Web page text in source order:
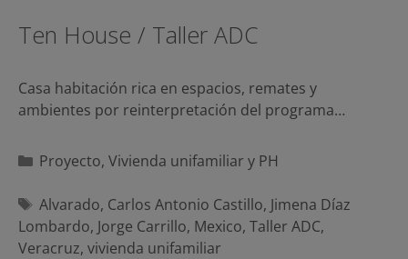
Ten House / Taller ADC
Casa habitación rica en espacios, remates y
ambientes por reinterpretación del programa…
Categorías
Proyecto, Vivienda unifamiliar y PH
Etiquetas
Alvarado, Carlos Antonio Castillo, Jimena Díaz
Lombardo, Jorge Carrillo, Mexico, Taller ADC,
Veracruz, vivienda unifamiliar